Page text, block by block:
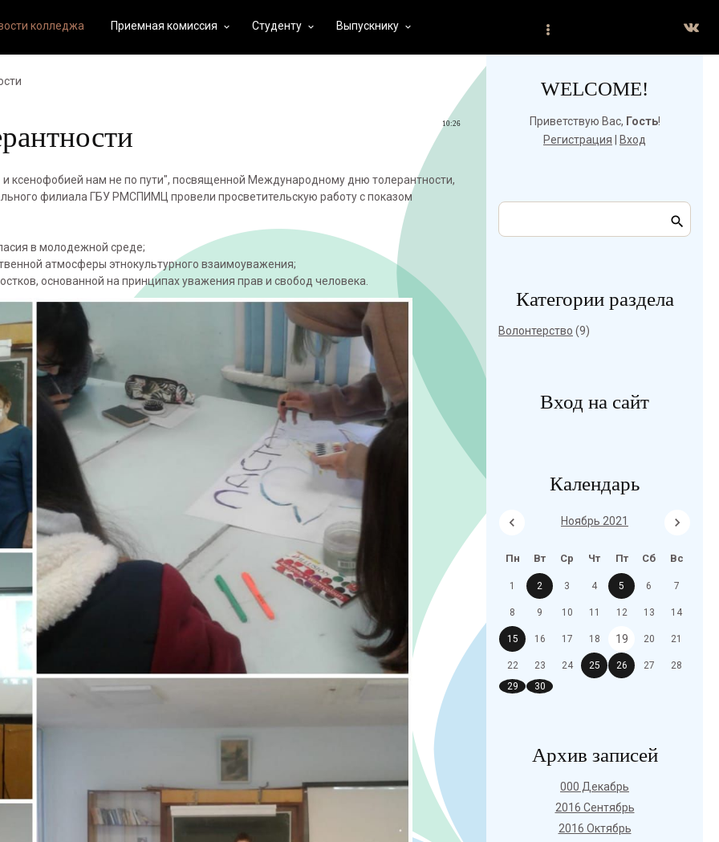
колледжа Приемная комиссия keyboard_arrow_down Студенту keyboard_arrow_down Выпускнику keyboard_arrow_down
10:26
ксенофобией нам не по пути", посвященной Международному дню толерантности,
филиала ГБУ РМСПИМЦ провели просветительскую работу с показом
в молодежной среде;
атмосферы этнокультурного взаимоуважения;
основанной на принципах уважения прав и свобод человека.
WELCOME!
Приветствую Вас, Гость!
Регистрация
Вход
Категории раздела
Волонтерство (9)
Вход на сайт
Календарь
Ноябрь 2021
Пн Вт Ср Чт Пт Сб Вс
1 2 3 4 5 6 7
8 9 10 11 12 13 14
15 16 17 18 19 20 21
22 23 24 25 26 27
28
29
30
Архив записей
000 Декабрь
2016 Сентябрь
2016 Октябрь